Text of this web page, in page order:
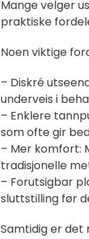
Mange velger
praktiske
Noen viktige
– Diskré
underveis i
– Enklere
som ofte gir
– Mer komfort:
tradisjonelle
– Forutsigbar
sluttstilling før
Samtidig er det